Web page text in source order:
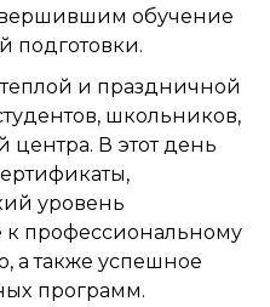
обучение
подготовки.
и праздничной
школьников,
центра. В этот день
уровень
к профессиональному
а также успешное
программ.